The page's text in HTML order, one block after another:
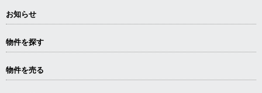
お知らせ
物件を探す
物件を売る